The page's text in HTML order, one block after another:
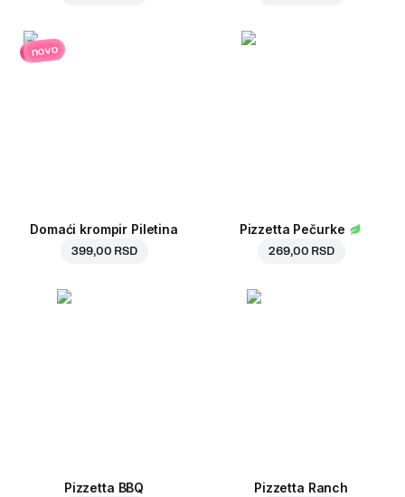
novo
Domaći krompir Piletina
399,00 RSD
Pizzetta Pečurke
269,00 RSD
Pizzetta BBQ Pizzetta Ranch